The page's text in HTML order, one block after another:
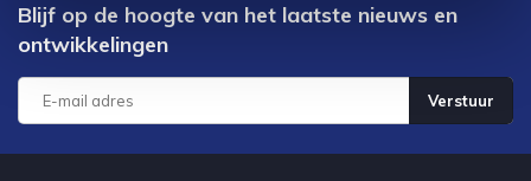
Blijf op de hoogte van het laatste nieuws en
ontwikkelingen
Verstuur